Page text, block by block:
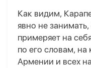
Как видим,
явно не
примеряет на
по его словам, на
Армении и всех